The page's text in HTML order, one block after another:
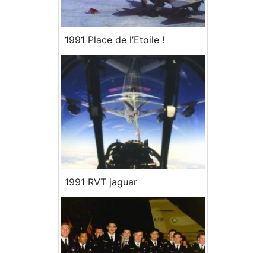
1991 Place de l’Etoile !
1991 RVT jaguar